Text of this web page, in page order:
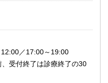
12:00／17:00～19:00
受付終了は診療終了の30